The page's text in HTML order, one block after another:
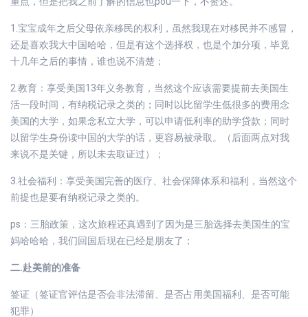
1.宝宝成年之后父母依亲移民的权利，虽然我现在对移民并不感冒，
还是喜欢我大中国哈哈，但是有这个选择权，也是个加分项，毕竟
十几年之后的事情，谁也说不清楚；
2.教育：享受美国13年义务教育，当然这个应该需要提前去美国生
活一段时间，有纳税记录之类的；同时以比留学生低很多的费用念
美国的大学，如果念私立大学，可以申请低利率的助学贷款；同时
以留学生身份读中国的大学的话，更容易被录取。（后面两点对我
来说不是关键，所以未去取证过）；
3.社会福利：享受美国完善的医疗、社会保障体系和福利，当然这个
前提也是要有纳税记录之类的。
ps：三胎政策，这次旅程还真遇到了因为是三胎选择去美国生的宝
妈哈哈哈，我们回国后现在已经是朋友了；
二.赴美前的准备
签证（签证官评估是否会非法滞留、是否占用美国福利、是否可能
犯罪）